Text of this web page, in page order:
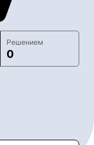
Решением
0